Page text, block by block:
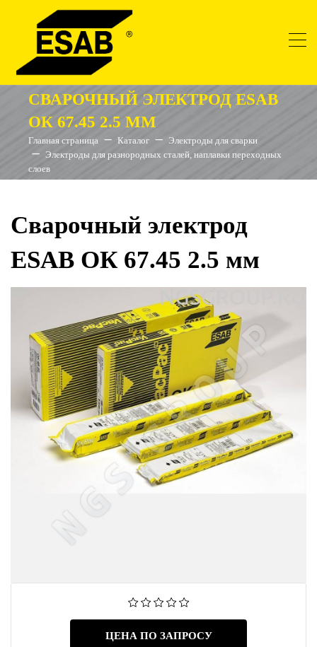
СВАРОЧНЫЙ ЭЛЕКТРОД ESAB
ОК 67.45 2.5 ММ
Главная страница Каталог
Электроды для сварки
Электроды для разнородных сталей, наплавки переходных
слоев
Сварочный электрод
ESAB ОК 67.45 2.5 мм
ЦЕНА ПО ЗАПРОСУ